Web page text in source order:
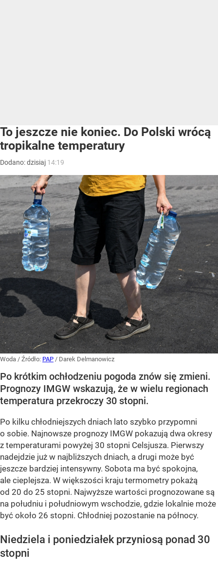
To jeszcze nie koniec. Do Polski wrócą
tropikalne temperatury
Dodano:dzisiaj 14:19
Woda / Źródło: PAP / Darek Delmanowicz
Po krótkim ochłodzeniu pogoda znów się zmieni.
Prognozy IMGW wskazują, że w wielu regionach
temperatura przekroczy 30 stopni.
Po kilku chłodniejszych dniach lato szybko przypomni
o sobie. Najnowsze prognozy IMGW pokazują dwa okresy
z temperaturami powyżej 30 stopni Celsjusza. Pierwszy
nadejdzie już w najbliższych dniach, a drugi może być
jeszcze bardziej intensywny. Sobota ma być spokojna,
ale cieplejsza. W większości kraju termometry pokażą
od 20 do 25 stopni. Najwyższe wartości prognozowane są
na południu i południowym wschodzie, gdzie lokalnie może
być około 26 stopni. Chłodniej pozostanie na północy.
Niedziela i poniedziałek przyniosą ponad 30
stopni